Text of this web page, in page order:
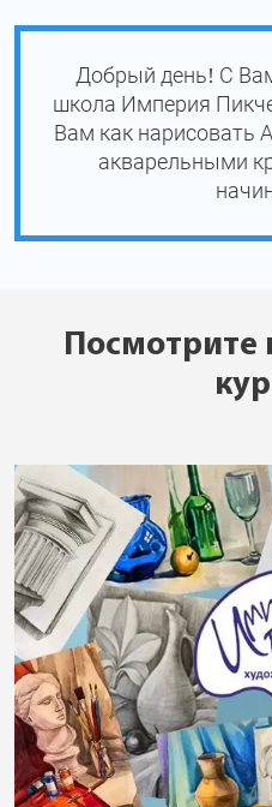
Добрый день! С
школа Империя
Вам как нарисовать
акварельными
Посмотрите